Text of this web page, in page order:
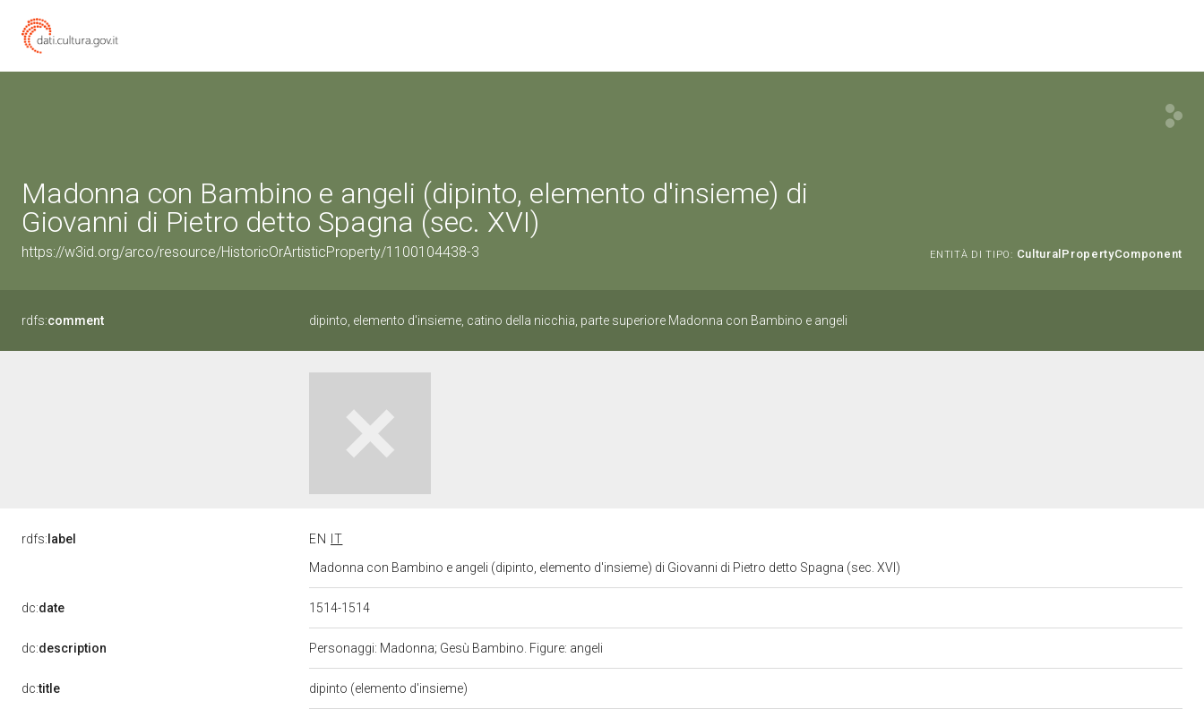
Madonna con Bambino e angeli (dipinto, elemento d'insieme) di
Giovanni di Pietro detto Spagna (sec. XVI)
https://w3id.org/arco/resource/HistoricOrArtisticProperty/1100104438-3 ENTITÀ DI TIPO: CulturalPropertyComponent
rdfs:comment dipinto, elemento d'insieme, catino della nicchia, parte superiore Madonna con Bambino e angeli
rdfs: label EN
IT
Madonna con Bambino e angeli (dipinto, elemento d'insieme) di Giovanni di Pietro detto Spagna (sec. XVI)
dc:date 1514-1514
dc:description Personaggi: Madonna; Gesù Bambino. Figure: angeli
dc:title dipinto (elemento d'insieme)